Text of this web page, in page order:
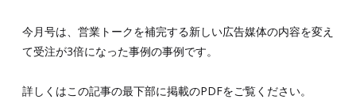
今月号は、営業トークを補完する新しい広告媒体の内容を変え
て受注が3倍になった事例の事例です。
詳しくはこの記事の最下部に掲載のPDFをご覧ください。